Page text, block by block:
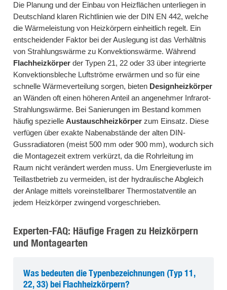
Die Planung und der Einbau von Heizflächen unterliegen in
Deutschland klaren Richtlinien wie der DIN EN 442, welche
die Wärmeleistung von Heizkörpern einheitlich regelt. Ein
entscheidender Faktor bei der Auslegung ist das Verhältnis
von Strahlungswärme zu Konvektionswärme. Während
Flachheizkörper der Typen 21, 22 oder 33 über integrierte
Konvektionsbleche Luftströme erwärmen und so für eine
schnelle Wärmeverteilung sorgen, bieten Designheizkörper
an Wänden oft einen höheren Anteil an angenehmer Infrarot-
Strahlungswärme. Bei Sanierungen im Bestand kommen
häufig spezielleAustauschheizkörper zum Einsatz. Diese
verfügen über exakte Nabenabstände der alten DIN-
Gussradiatoren (meist 500 mm oder 900 mm), wodurch sich
die Montagezeit extrem verkürzt, da die Rohrleitung im
Raum nicht verändert werden muss. Um Energieverluste im
Teillastbetrieb zu vermeiden, ist der hydraulische Abgleich
der Anlage mittels voreinstellbarer Thermostatventile an
jedem Heizkörper zwingend vorgeschrieben.
Experten-FAQ: Häufige Fragen zu Heizkörpern
und Montagearten
Was bedeuten die Typenbezeichnungen (Typ 11,
22, 33) bei Flachheizkörpern?